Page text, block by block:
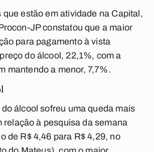
que estão em atividade na Capital,
JP constatou que a maior
para pagamento à vista
do álcool, 22,1%, com a
mantendo a menor, 7,7%.
álcool sofreu uma queda mais
relação à pesquisa da semana
de R$ 4,46 para R$ 4,29, no